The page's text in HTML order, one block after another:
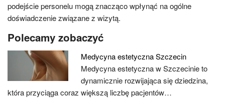
podejście personelu mogą znacząco wpłynąć na ogólne
doświadczenie związane z wizytą.
Polecamy zobaczyć
Medycyna estetyczna Szczecin
Medycyna estetyczna w Szczecinie to
dynamicznie rozwijająca się dziedzina,
która przyciąga coraz większą liczbę pacjentów…